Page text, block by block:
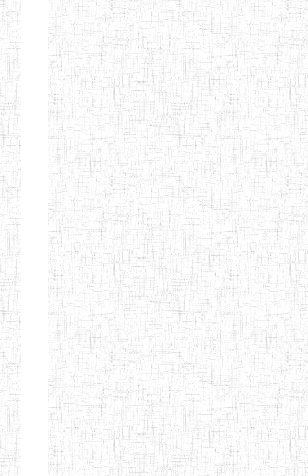
MODEL
INCLUSIVE
BILINGUAL
TEACHER
TRAINING
INSTITUTE
08/09/2015 ENIEG
CEFED/SPED/TTI
SANTA
17/11/2008 ENIEG
PTTC MBENGWI 06/08/1990 ENIEG
FULL GOSPEL
BTTC MBENGWI
02/10/1998 ENIEG
BAPTIST
TEACHERS
TRAINING
COLLEGE
08/08/1983 ENIEG
KENCHOLIA
TEACHER'S
TRAINING
15/09/2015 ENIEG